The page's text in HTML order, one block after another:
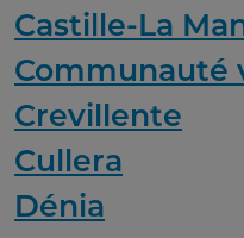
Castille-La
Communauté
Crevillente
Cullera
Dénia